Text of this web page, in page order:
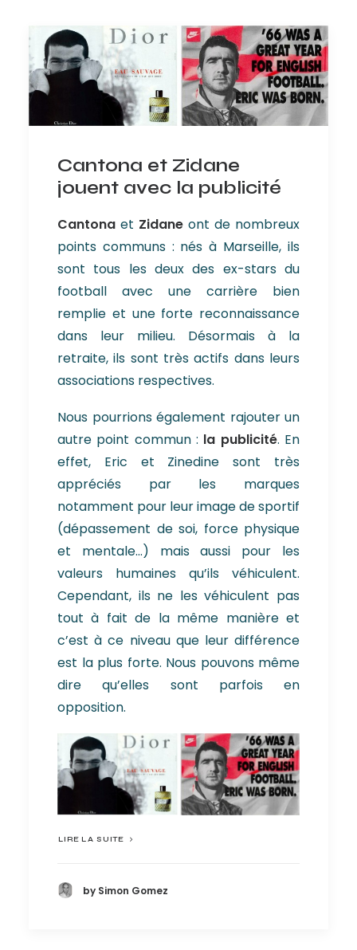
Cantona et Zidane
jouent avec la publicité
Cantona et Zidane ont de nombreux
points communs : nés à Marseille, ils
sont tous les deux des ex-stars du
football avec une carrière bien
remplie et une forte reconnaissance
dans leur milieu. Désormais à la
retraite, ils sont très actifs dans leurs
associations respectives.
Nous pourrions également rajouter un
autre point commun : la publicité. En
effet, Eric et Zinedine sont très
appréciés par les marques
notamment pour leur image de sportif
(dépassement de soi, force physique
et mentale…) mais aussi pour les
valeurs humaines qu’ils véhiculent.
Cependant, ils ne les véhiculent pas
tout à fait de la même manière et
c’est à ce niveau que leur différence
est la plus forte. Nous pouvons même
dire qu’elles sont parfois en
opposition.
LIRE LA SUITE
by Simon Gomez